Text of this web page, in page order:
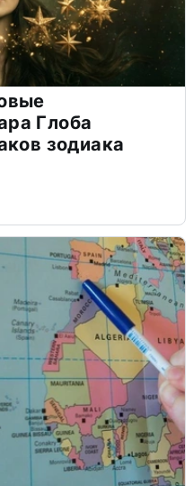
Глоба
зодиака